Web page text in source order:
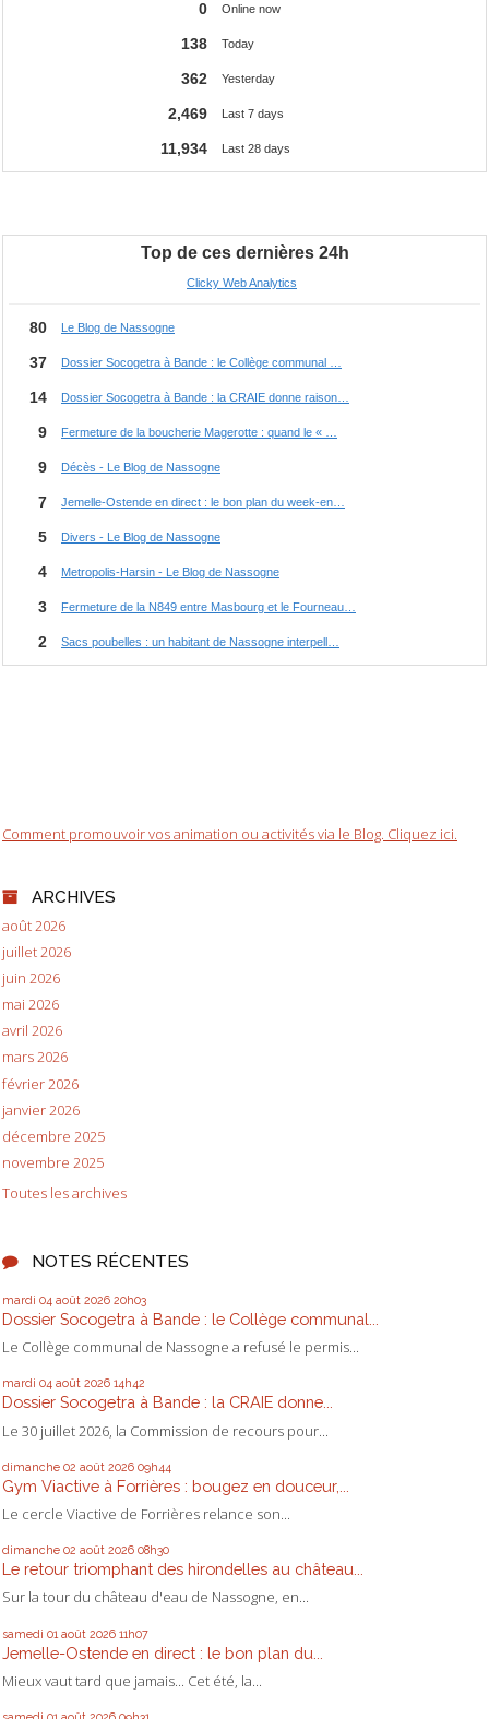
Comment promouvoir vos animation ou activités via le Blog. Cliquez ici.
ARCHIVES
août 2026
juillet 2026
juin 2026
mai 2026
avril 2026
mars 2026
février 2026
janvier 2026
décembre 2025
novembre 2025
Toutes les archives
NOTES RÉCENTES
mardi 04 août 2026 20h03
Dossier Socogetra à Bande : le Collège communal...
Le Collège communal de Nassogne a refusé le permis...
mardi 04 août 2026 14h42
Dossier Socogetra à Bande : la CRAIE donne...
Le 30 juillet 2026, la Commission de recours pour...
dimanche 02 août 2026 09h44
Gym Viactive à Forrières : bougez en douceur,...
Le cercle Viactive de Forrières relance son...
dimanche 02 août 2026 08h30
Le retour triomphant des hirondelles au château...
Sur la tour du château d'eau de Nassogne, en...
samedi 01 août 2026 11h07
Jemelle-Ostende en direct : le bon plan du...
Mieux vaut tard que jamais... Cet été, la...